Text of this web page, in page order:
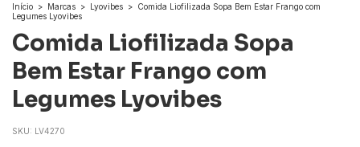
Início > Marcas > Lyovibes > Comida Liofilizada Sopa Bem Estar Frango com
Legumes Lyovibes
Comida Liofilizada Sopa
Bem Estar Frango com
Legumes Lyovibes
SKU: LV4270